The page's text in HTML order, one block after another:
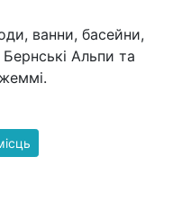
ванни, басейни,
Альпи та